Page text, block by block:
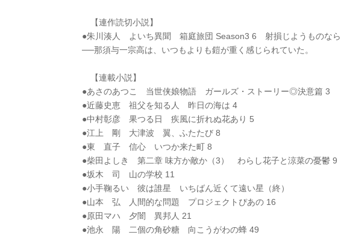
【連作読切小説】
●朱川湊人 よいち異聞 箱庭旅団 Season3 6 射損じようものなら
──那須与一宗高は、いつもよりも鎧が重く感じられていた。
【連載小説】
●あさのあつこ 当世侠娘物語 ガールズ・ストーリー◎決意篇 3
●近藤史恵 祖父を知る人 昨日の海は 4
●中村彰彦 果つる日 疾風に折れぬ花あり 5
●江上 剛 大津波 翼、ふたたび 8
●東 直子 信心 いつか来た町 8
●柴田よしき 第二章 味方か敵か（3） わらし花子と涼菜の憂鬱 9
●坂木 司 山の学校 11
●小手鞠るい 彼は誰星 いちばん近くて遠い星（終）
●山本 弘 人間的な問題 プロジェクトぴあの 16
●原田マハ 夕闇 異邦人 21
●池永 陽 二個の角砂糖 向こうがわの蜂 49